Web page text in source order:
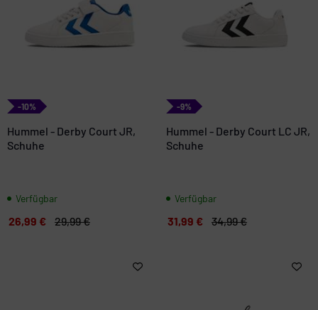
-10%
Hummel - Derby Court JR,
Schuhe
Verfügbar
26,99 € 29,99 €
-9%
Hummel - Derby Court LC JR,
Schuhe
Verfügbar
31,99 € 34,99 €